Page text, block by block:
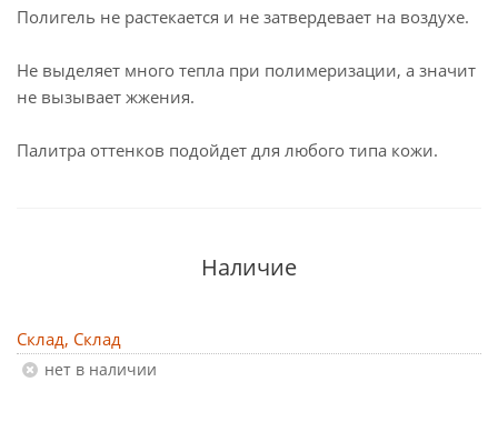
Полигель не растекается и не затвердевает на воздухе.
Не выделяет много тепла при полимеризации, а значит
не вызывает жжения.
Палитра оттенков подойдет для любого типа кожи.
Наличие
Склад, Склад
Нет в наличии